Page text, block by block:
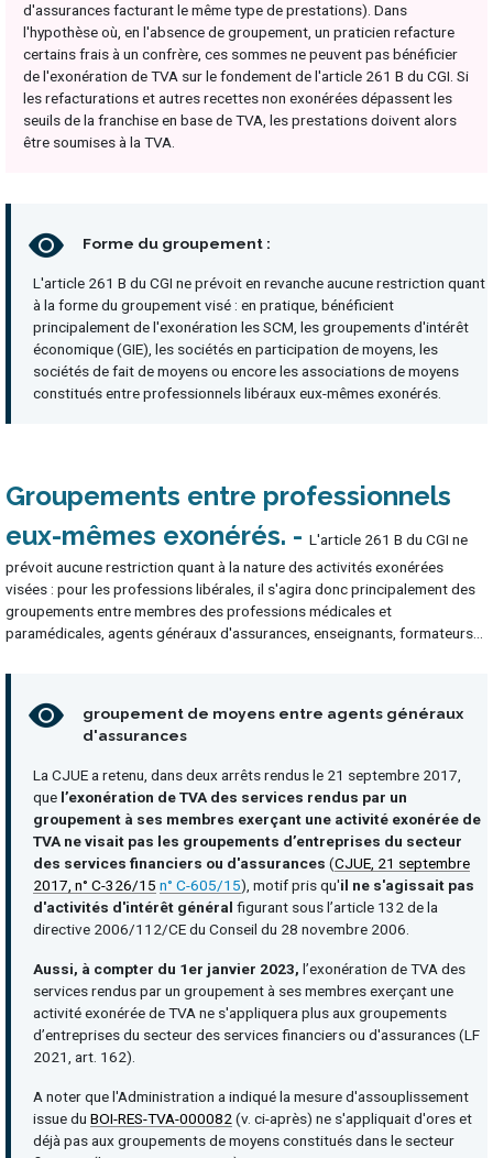
d'assurances facturant le même type de prestations). Dans
l'hypothèse où, en l'absence de groupement, un praticien refacture
certains frais à un confrère, ces sommes ne peuvent pas bénéficier
de l'exonération de TVA sur le fondement de l'article 261 B du CGI. Si
les refacturations et autres recettes non exonérées dépassent les
seuils de la franchise en base de TVA, les prestations doivent alors
être soumises à la TVA.
Forme du groupement :
L'article 261 B du CGI ne prévoit en revanche aucune restriction quant
à la forme du groupement visé : en pratique, bénéficient
principalement de l'exonération les SCM, les groupements d'intérêt
économique (GIE), les sociétés en participation de moyens, les
sociétés de fait de moyens ou encore les associations de moyens
constitués entre professionnels libéraux eux-mêmes exonérés.
Groupements entre professionnels
eux-mêmes exonérés
L'article 261 B du CGI ne
prévoit aucune restriction quant à la nature des activités exonérées
visées : pour les professions libérales, il s'agira donc principalement des
groupements entre membres des professions médicales et
paramédicales, agents généraux d'assurances, enseignants, formateurs...
groupement de moyens entre agents généraux
d'assurances
La CJUE a retenu, dans deux arrêts rendus le 21 septembre 2017,
que l’exonération de TVA des services rendus par un
groupement à ses membres exerçant une activité exonérée de
TVA ne visait pas les groupements d’entreprises du secteur
des services financiers ou d'assurances (CJUE, 21 septembre
2017, n° C-326/15 n° C-605/15), motif pris qu'il ne s'agissait pas
d'activités d'intérêt général figurant sous l’article 132 de la
directive 2006/112/CE du Conseil du 28 novembre 2006.
Aussi, à compter du 1er janvier 2023, l’exonération de TVA des
services rendus par un groupement à ses membres exerçant une
activité exonérée de TVA ne s'appliquera plus aux groupements
d’entreprises du secteur des services financiers ou d'assurances (LF
2021, art. 162).
A noter que l'Administration a indiqué la mesure d'assouplissement
issue du BOI-RES-TVA-000082 (v. ci-après) ne s'appliquait d'ores et
déjà pas aux groupements de moyens constitués dans le secteur